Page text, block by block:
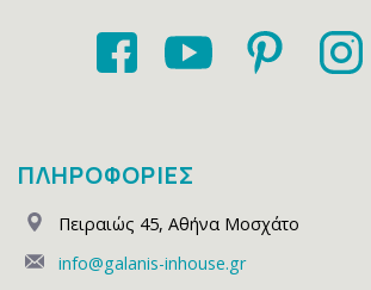
ΠΛΗΡΟΦΟΡΙΕΣ
Πειραιώς 45, Αθήνα Μοσχάτο
info@galanis-inhouse.gr